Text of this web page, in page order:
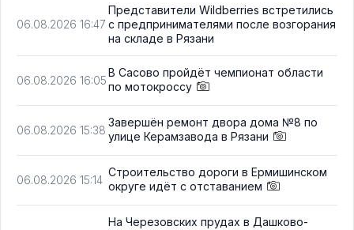
06.08.2026 16:47
Представители Wildberries встретились
с предпринимателями после возгорания
на складе в Рязани
06.08.2026 16:05
В Сасово пройдёт чемпионат области
по мотокроссу
06.08.2026 15:38
Завершён ремонт двора дома №8 по
улице Керамзавода в Рязани
06.08.2026 15:14
Строительство дороги в Ермишинском
округе идёт с отставанием
На Черезовских прудах в Дашково-